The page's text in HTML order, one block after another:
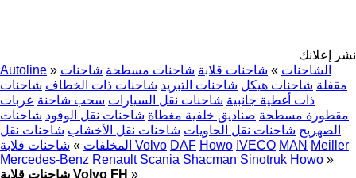
نشر إعلانك
Autoline » الشاحنات » شاحنات قلابة شاحنات مسطحة شاحنات
مقفلة شاحنات هيكل شاحنات التبريد شاحنات ذات الخطاف شاحنات
ذات أغطية جانبية شاحنات نقل السيارات سحب شاحنة عربات
مقطورة مسطحة صناديق خلفية مغطاة شاحنات نقل الوقود شاحنات
الصهريج شاحنات نقل الحاويات شاحنات نقل الأخشاب شاحنات نقل
المخلفات » شاحنات قلابة Volvo DAF Howo IVECO MAN Meiller
Mercedes-Benz Renault Scania Shacman Sinotruk Howo »
شاحنات قلابة Volvo FH »